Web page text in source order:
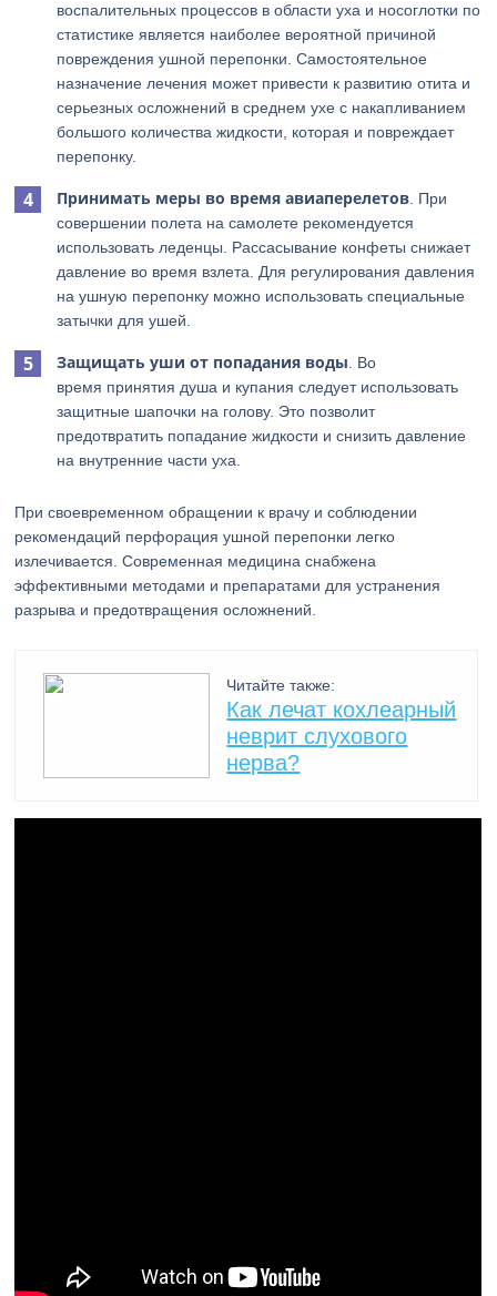
воспалительных процессов в области уха и носоглотки по
статистике является наиболее вероятной причиной
повреждения ушной перепонки. Самостоятельное
назначение лечения может привести к развитию отита и
серьезных осложнений в среднем ухе с накапливанием
большого количества жидкости, которая и повреждает
перепонку.
Принимать меры во время авиаперелетов . При
совершении полета на самолете рекомендуется
использовать леденцы. Рассасывание конфеты снижает
давление во время взлета. Для регулирования давления
на ушную перепонку можно использовать специальные
затычки для ушей.
Защищать уши от попадания воды . Во
время принятия душа и купания следует использовать
защитные шапочки на голову. Это позволит
предотвратить попадание жидкости и снизить давление
на внутренние части уха.
При своевременном обращении к врачу и соблюдении
рекомендаций перфорация ушной перепонки легко
излечивается. Современная медицина снабжена
эффективными методами и препаратами для устранения
разрыва и предотвращения осложнений.
Читайте также:
Как лечат кохлеарный
неврит слухового
нерва?